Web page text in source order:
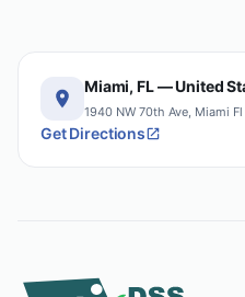
Miami, FL — United
1940 NW 70th Ave, Miami
Get Directions